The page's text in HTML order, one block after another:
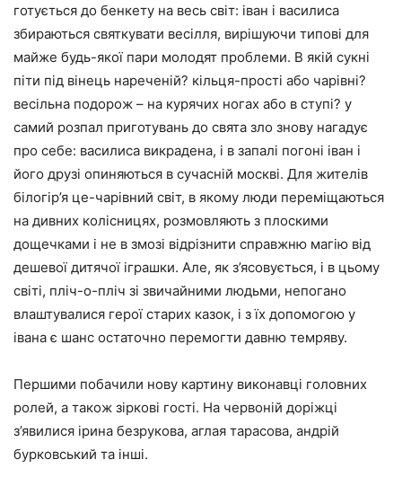
готується до бенкету на весь світ: іван і василиса
збираються святкувати весілля, вирішуючи типові для
майже будь-якої пари молодят проблеми. В якій сукні
піти під вінець нареченій? кільця-прості або чарівні?
весільна подорож – на курячих ногах або в ступі? у
самий розпал приготувань до свята зло знову нагадує
про себе: василиса викрадена, і в запалі погоні іван і
його друзі опиняються в сучасній москві. Для жителів
білогір’я це-чарівний світ, в якому люди переміщаються
на дивних колісницях, розмовляють з плоскими
дощечками і не в змозі відрізнити справжню магію від
дешевої дитячої іграшки. Але, як з’ясовується, і в цьому
світі, пліч-о-пліч зі звичайними людьми, непогано
влаштувалися герої старих казок, і з їх допомогою у
івана є шанс остаточно перемогти давню темряву.
Першими побачили нову картину виконавці головних
ролей, а також зіркові гості. На червоній доріжці
з’явилися ірина безрукова, аглая тарасова, андрій
бурковський та інші.